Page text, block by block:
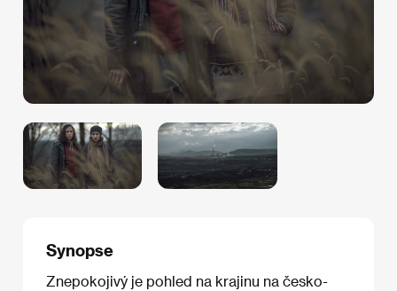
Synopse
Znepokojivý je pohled na krajinu na česko-